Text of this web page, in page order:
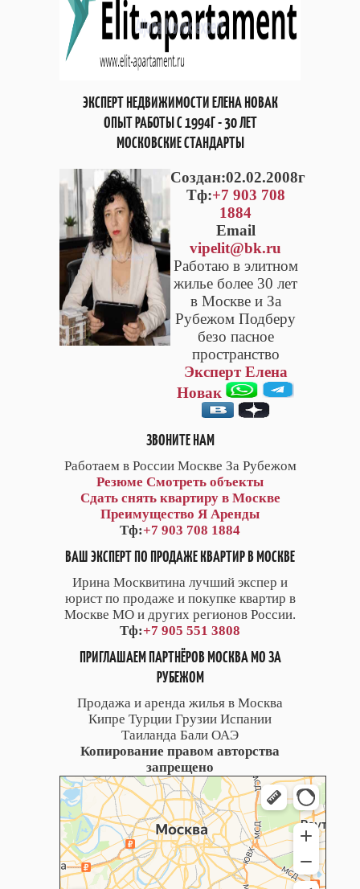
ЭКСПЕРТ НЕДВИЖИМОСТИ ЕЛЕНА НОВАК
ОПЫТ РАБОТЫ С 1994Г - 30 ЛЕТ
МОСКОВСКИЕ СТАНДАРТЫ
Cоздан:02.02.2008г
Тф:+7 903 708
1884
Email
vipelit@bk.ru
Работаю в элитном
жилье более 30 лет
в Москве и За
Рубежом Подберу
безо пасное
пространство
Эксперт Елена
Новак
ЗВОНИТЕ НАМ
Работаем в России Москве За Рубежом
Резюме Смотреть объекты
Сдать снять квартиру в Москве
Преимущество Я Аренды
Тф:+7 903 708 1884
ВАШ ЭКСПЕРТ ПО ПРОДАЖЕ КВАРТИР В МОСКВЕ
Ирина Москвитина лучший экспер и
юрист по продаже и покупке квартир в
Москве МО и других регионов России.
Тф:+7 905 551 3808
ПРИГЛАШАЕМ ПАРТНЁРОВ МОСКВА МО ЗА
РУБЕЖОМ
Продажа и аренда жилья в Москва
Кипре Турции Грузии Испании
Таиланда Бали ОАЭ
Копирование правом авторства
запрещено